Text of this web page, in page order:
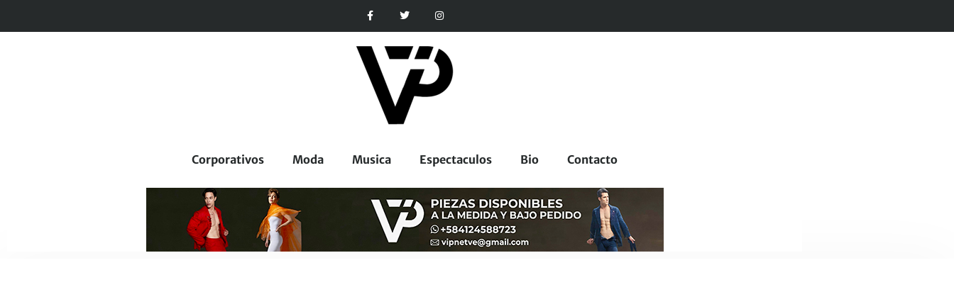
Corporativos Moda Musica Espectaculos Bio Contacto